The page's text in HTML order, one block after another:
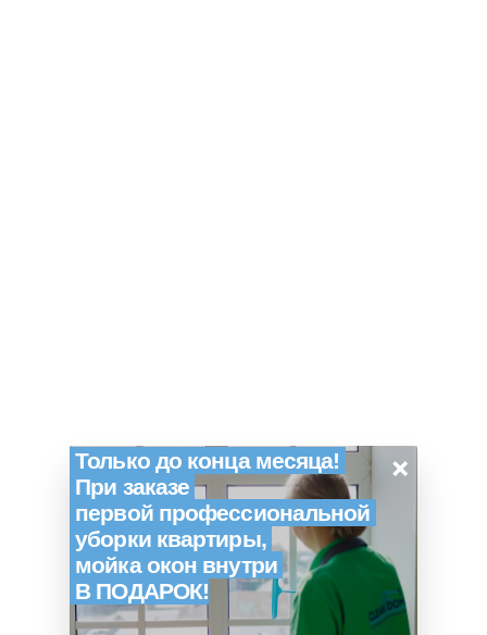
Только до конца месяца!
При заказе
первой профессиональной
уборки квартиры,
мойка окон внутри
В ПОДАРОК!
×